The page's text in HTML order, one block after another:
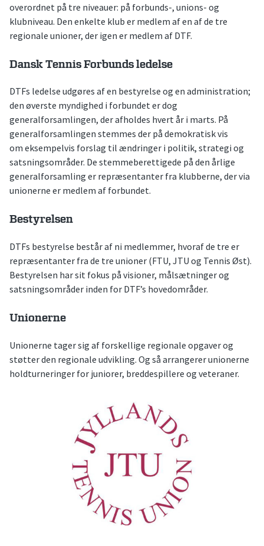
overordnet på tre niveauer: på forbunds-, unions- og
klubniveau. Den enkelte klub er medlem af en af de tre
regionale unioner, der igen er medlem af DTF.
Dansk Tennis Forbunds ledelse
DTFs ledelse udgøres af en bestyrelse og en administration;
den øverste myndighed i forbundet er dog
generalforsamlingen, der afholdes hvert år i marts. På
generalforsamlingen stemmes der på demokratisk vis
om eksempelvis forslag til ændringer i politik, strategi og
satsningsområder. De stemmeberettigede på den årlige
generalforsamling er repræsentanter fra klubberne, der via
unionerne er medlem af forbundet.
Bestyrelsen
DTFs bestyrelse består af ni medlemmer, hvoraf de tre er
repræsentanter fra de tre unioner (FTU, JTU og Tennis Øst).
Bestyrelsen har sit fokus på visioner, målsætninger og
satsningsområder inden for DTF’s hovedområder.
Unionerne
Unionerne tager sig af forskellige regionale opgaver og
støtter den regionale udvikling. Og så arrangerer unionerne
holdturneringer for juniorer, breddespillere og veteraner.